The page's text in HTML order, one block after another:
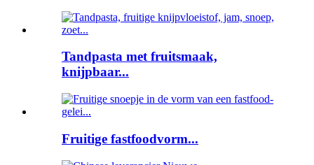
Tandpasta met fruitsmaak,
knijpbaar...
Fruitige fastfoodvorm...